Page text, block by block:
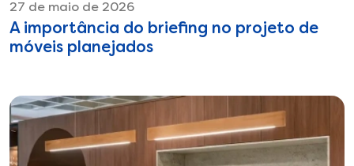
27 de maio de 2026
A importância do briefing no projeto de
móveis planejados